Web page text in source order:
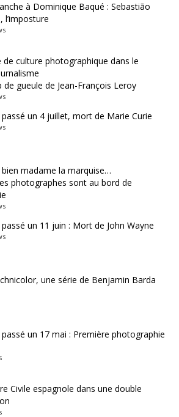
à Dominique Baqué : Sebastião
l’imposture
de culture photographique dans le
de gueule de Jean-François Leroy
passé un 4 juillet, mort de Marie Curie
madame la marquise…
photographes sont au bord de
passé un 11 juin : Mort de John Wayne
une série de Benjamin Barda
passé un 17 mai : Première photographie
Civile espagnole dans une double